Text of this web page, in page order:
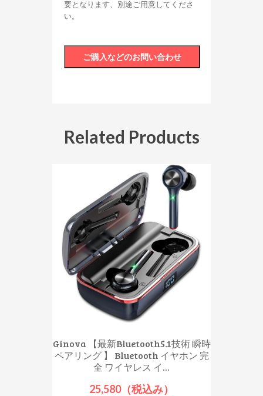
要となります、別途ご用意してくださ
い。
Related Products
Ginova 【最新Bluetooth5.1技術 瞬時
ペアリング 】 Bluetooth イヤホン 完
全 ワイヤレス イ...
25,580（税込み）